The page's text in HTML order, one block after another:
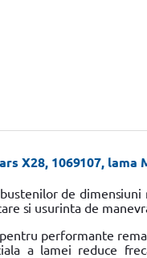
X28, 1069107,
de
si usurinta de
performante
a lamei reduce